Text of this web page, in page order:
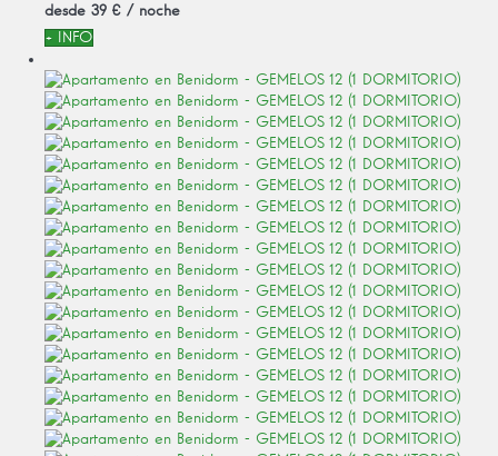
desde 39 € / noche
+ INFO